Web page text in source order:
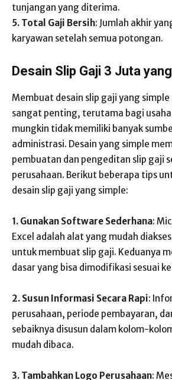
tunjangan yang diterima.
5. Total Gaji Bersih: Jumlah akhir
karyawan setelah semua potongan.
Desain Slip Gaji 3 Juta
Membuat desain slip gaji yang simple
sangat penting, terutama bagi
mungkin tidak memiliki banyak
administrasi. Desain yang simple
pembuatan dan pengeditan slip gaji
perusahaan. Berikut beberapa tips
desain slip gaji yang simple:
1. Gunakan Software Sederhana:
Excel adalah alat yang mudah
untuk membuat slip gaji. Keduanya
dasar yang bisa dimodifikasi sesuai
2. Susun Informasi Secara Rapi:
perusahaan, periode pembayaran,
sebaiknya disusun dalam kolom-
mudah dibaca.
3. Tambahkan Logo Perusahaan: